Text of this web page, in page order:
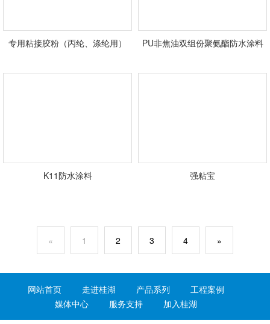
专用粘接胶粉（丙纶、涤纶用） PU非焦油双组份聚氨酯防水涂料
K11防水涂料 强粘宝
« 1 2 3 4 »
网站首页 走进桂湖 产品系列
工程案例
媒体中心
服务支持 加入桂湖